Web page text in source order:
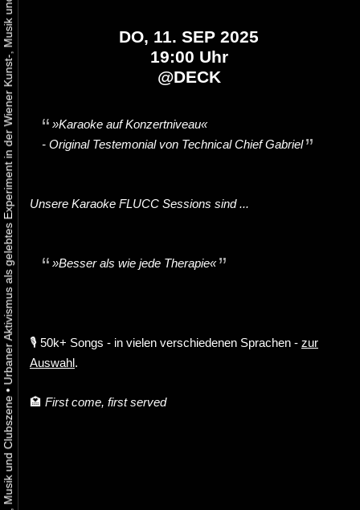
•
Urbaner Aktivismus als gelebtes Experiment in der Wiener Kunst-, Musik und Clubszene
DO, 11. SEP 2025
19:00 Uhr
@DECK
»Karaoke auf Konzertniveau«
- Original Testemonial von Technical Chief Gabriel
Unsere Karaoke FLUCC Sessions sind ...
»Besser als wie jede Therapie«
🎙️ 50k+ Songs - in vielen verschiedenen Sprachen - zur
Auswahl.
🏩 First come, first served